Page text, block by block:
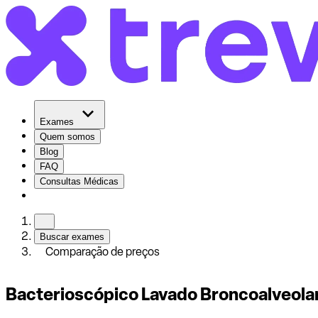
Exames
Quem somos
Blog
FAQ
Consultas Médicas
Buscar exames
Comparação de preços
Bacterioscópico Lavado